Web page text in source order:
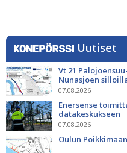
Uutiset
Vt 21
Nunasjoen
07.08.2026
Enersense
datakeskukseen
07.08.2026
Oulun